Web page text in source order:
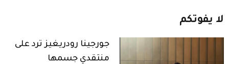
لا يفوتكم
جورجينا رودريغيز ترد على
منتقدي جسمها